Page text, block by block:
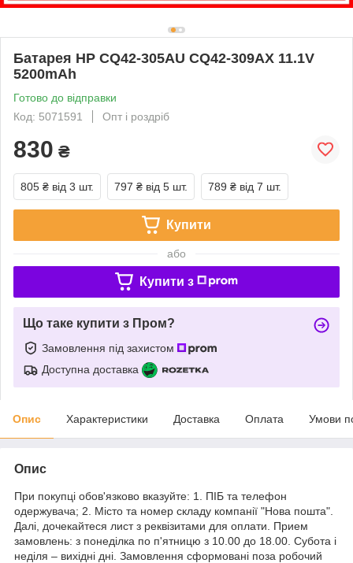
Батарея HP CQ42-305AU CQ42-309AX 11.1V
5200mAh
Готово до відправки
Код: 5071591
Опт і роздріб
830 ₴
805 ₴ від 3 шт. 797 ₴ від 5 шт. 789 ₴ від 7 шт.
Купити
або
Купити з
Що таке купити з Пром?
Замовлення під захистом
Доступна доставка
Опис Характеристики Доставка Оплата Умови
Опис
При покупці обов'язково вказуйте: 1. ПІБ та телефон
одержувача; 2. Місто та номер складу компанії "Нова пошта".
Далі, дочекайтеся лист з реквізитами для оплати. Прием
замовлень: з понеділка по п'ятницю з 10.00 до 18.00. Субота і
неділя – вихідні дні. Замовлення сформовані поза робочий